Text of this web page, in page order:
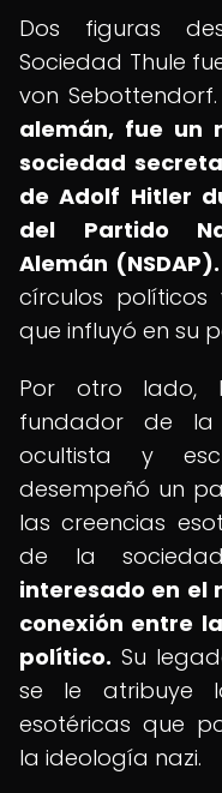
Dos figuras
Sociedad Thule
von Sebottendorf.
alemán, fue un
sociedad
de Adolf Hitler
del Partido
Alemán (NSDAP).
círculos políticos
que influyó en su
Por otro lado,
fundador de la
ocultista y
desempeñó un
las creencias
de la
interesado en el
conexión entre
político. Su
se le atribuye
esotéricas que
la ideología nazi.